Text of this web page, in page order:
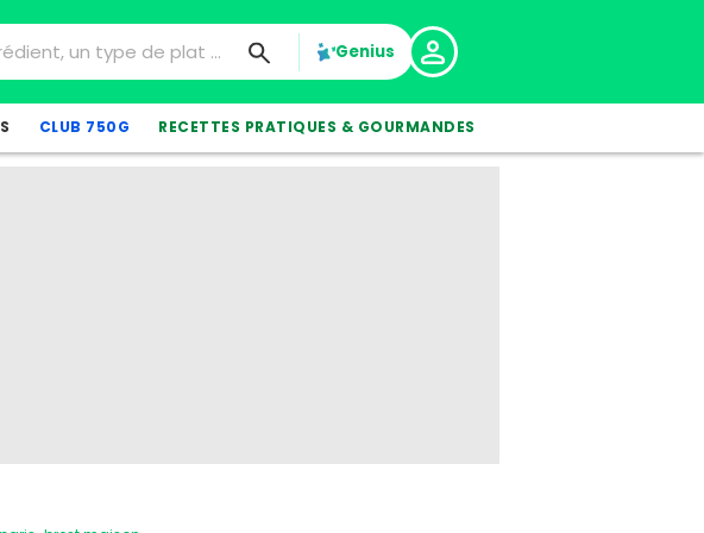
Genius
CLUB 750G RECETTES PRATIQUES & GOURMANDES